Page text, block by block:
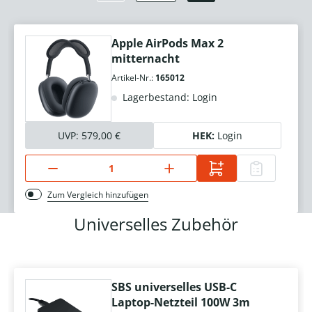
Apple AirPods Max 2
mitternacht
Artikel-Nr.: 165012
Lagerbestand: Login
UVP: 579,00 € HEK: Login
Zum Vergleich hinzufügen
Universelles Zubehör
SBS universelles USB-C
Laptop-Netzteil 100W 3m